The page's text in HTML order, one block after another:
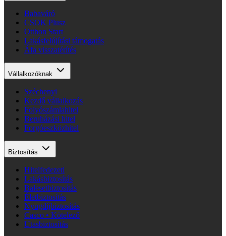
Babaváró
CSOK Plusz
Otthon Start
Lakásfelújítási támogatás
Áfa visszatérítés
Vállalkozóknak
Széchenyi
Kezdő vállalkozás
Folyószámlahitel
Beruházási hitel
Forgóeszközhitel
Biztosítás
Hitelfedezeti
Lakásbiztosítás
Balesetbiztosítás
Életbiztosítás
Nyugdíjbiztosítás
Casco • Kötelező
Utasbiztosítás